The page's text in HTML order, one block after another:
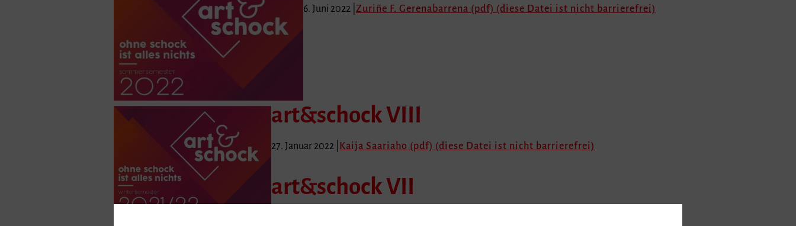
6. Juni 2022 | Zuriñe F. Gerenabarrena (pdf) (diese Datei ist nicht barrierefrei)
art&schock VIII
27. Januar 2022 | Kaija Saariaho (pdf) (diese Datei ist nicht barrierefrei)
art&schock VII